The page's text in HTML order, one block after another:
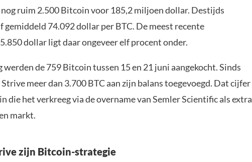
ruim 2.500 Bitcoin voor 185,2 miljoen dollar. Destijds
gemiddeld 74.092 dollar per BTC. De meest recente
dollar ligt daar ongeveer elf procent onder.
werden de 759 Bitcoin tussen 15 en 21 juni aangekocht. Sinds
meer dan 3.700 BTC aan zijn balans toegevoegd. Dat cijfer
die het verkreeg via de overname van Semler Scientific als extra
markt.
zijn Bitcoin-strategie